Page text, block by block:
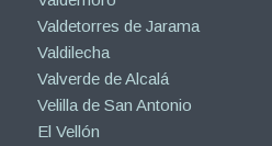
Valdetorres de Jarama
Valdilecha
Valverde de Alcalá
Velilla de San Antonio
El Vellón